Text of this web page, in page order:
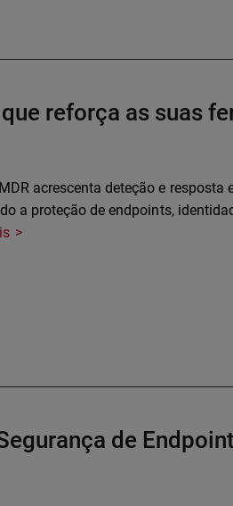
reforça as suas
acrescenta deteção e
a proteção de endpoints,
de